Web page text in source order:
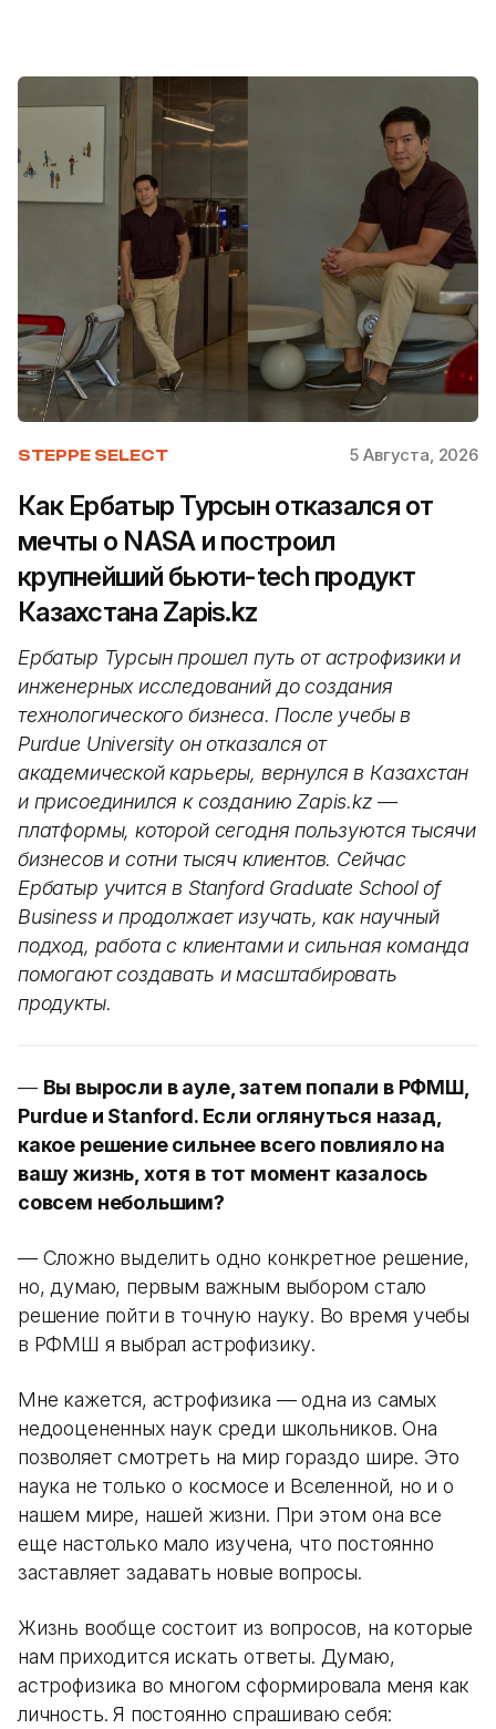
STEPPE SELECT 5 Августа, 2026
Как Ербатыр Турсын отказался от
мечты о NASA и построил
крупнейший бьюти-tech продукт
Казахстана Zapis.kz
Ербатыр Турсын прошел путь от астрофизики и
инженерных исследований до создания
технологического бизнеса. После учебы в
Purdue University он отказался от
академической карьеры, вернулся в Казахстан
и присоединился к созданию Zapis.kz —
платформы, которой сегодня пользуются тысячи
бизнесов и сотни тысяч клиентов. Сейчас
Ербатыр учится в Stanford Graduate School of
Business и продолжает изучать, как научный
подход, работа с клиентами и сильная команда
помогают создавать и масштабировать
продукты.
— Вы выросли в ауле, затем попали в РФМШ,
Purdue и Stanford. Если оглянуться назад,
какое решение сильнее всего повлияло на
вашу жизнь, хотя в тот момент казалось
совсем небольшим?
— Сложно выделить одно конкретное решение,
но, думаю, первым важным выбором стало
решение пойти в точную науку. Во время учебы
в РФМШ я выбрал астрофизику.
Мне кажется, астрофизика — одна из самых
недооцененных наук среди школьников. Она
позволяет смотреть на мир гораздо шире. Это
наука не только о космосе и Вселенной, но и о
нашем мире, нашей жизни. При этом она все
еще настолько мало изучена, что постоянно
заставляет задавать новые вопросы.
Жизнь вообще состоит из вопросов, на которые
нам приходится искать ответы. Думаю,
астрофизика во многом сформировала меня как
личность. Я постоянно спрашиваю себя: